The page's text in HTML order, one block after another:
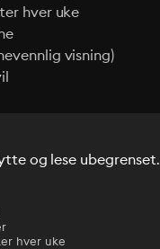
hver uke
visning)
og lese ubegrenset.
hver uke